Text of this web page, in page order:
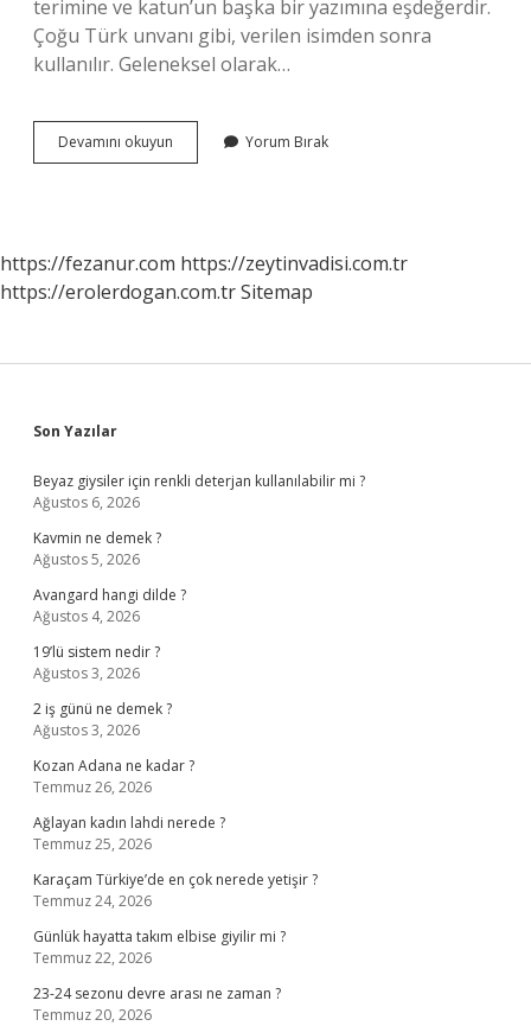
terimine ve katun’un başka bir yazımına eşdeğerdir.
Çoğu Türk unvanı gibi, verilen isimden sonra
kullanılır. Geleneksel olarak…
Devamını okuyun
Ne
Yorum Bırak
https://fezanur.com https://zeytinvadisi.com.tr
https://erolerdogan.com.trSitemap
Sidebar
Son Yazılar
Beyaz giysiler için renkli deterjan kullanılabilir mi ?
Ağustos 6, 2026
Kavmin ne demek ?
Ağustos 5, 2026
Avangard hangi dilde ?
Ağustos 4, 2026
19’lü sistem nedir ?
Ağustos 3, 2026
2 iş günü ne demek ?
Ağustos 3, 2026
Kozan Adana ne kadar ?
Temmuz 26, 2026
Ağlayan kadın lahdi nerede ?
Temmuz 25, 2026
Karaçam Türkiye’de en çok nerede yetişir ?
Temmuz 24, 2026
Günlük hayatta takım elbise giyilir mi ?
Temmuz 22, 2026
23-24 sezonu devre arası ne zaman ?
Temmuz 20, 2026